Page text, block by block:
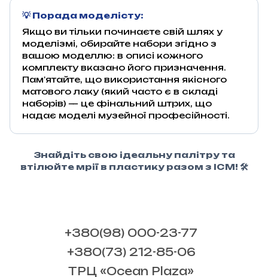
💡 Порада моделісту:
Якщо ви тільки починаєте свій шлях у
моделізмі, обирайте набори згідно з
вашою моделлю: в описі кожного
комплекту вказано його призначення.
Пам'ятайте, що використання якісного
матового лаку (який часто є в складі
наборів) — це фінальний штрих, що
надає моделі музейної професійності.
Знайдіть свою ідеальну палітру та
втілюйте мрії в пластику разом з ICM! 🛠️
+380(98) 000-23-77
+380(73) 212-85-06
ТРЦ «Ocean Plaza»